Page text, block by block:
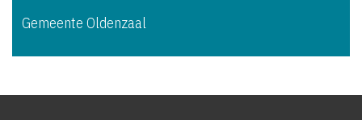
Gemeente Oldenzaal